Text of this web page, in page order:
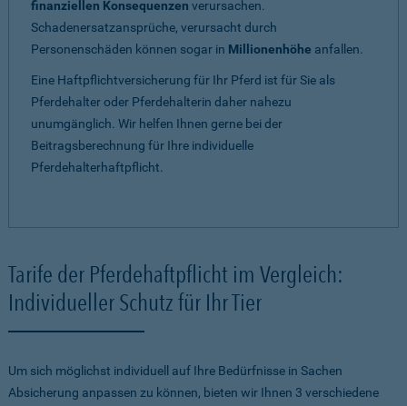
finanziellen Konsequenzen verursachen.
Schadenersatzansprüche, verursacht durch
Personenschäden können sogar in Millionenhöhe anfallen.
Eine Haftpflichtversicherung für Ihr Pferd ist für Sie als
Pferdehalter oder Pferdehalterin daher nahezu
unumgänglich. Wir helfen Ihnen gerne bei der
Beitragsberechnung für Ihre individuelle
Pferdehalterhaftpflicht.
Tarife der Pferdehaftpflicht im Vergleich:
Individueller Schutz für Ihr Tier
Um sich möglichst individuell auf Ihre Bedürfnisse in Sachen
Absicherung anpassen zu können, bieten wir Ihnen 3 verschiedene